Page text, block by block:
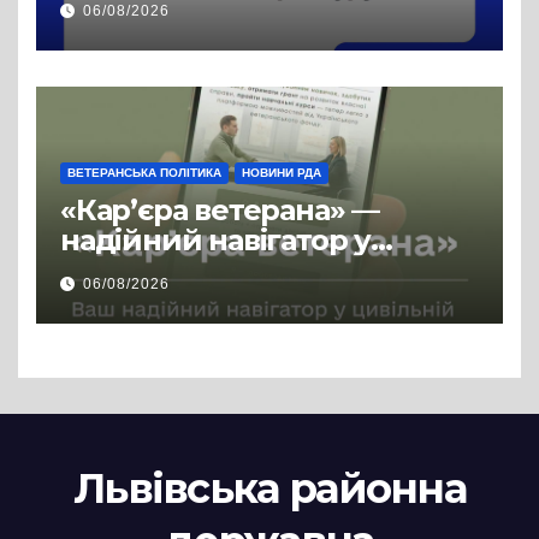
06/08/2026
ВЕТЕРАНСЬКА ПОЛІТИКА НОВИНИ РДА
«Кар’єра ветерана» —
надійний навігатор у
цивільній професії
06/08/2026
Львівська районна